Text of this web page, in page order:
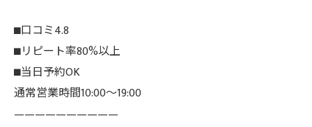
⬛︎口コミ4.8
⬛︎リピート率80%以上
⬛︎当日予約OK
通常営業時間10:00〜19:00
——————————